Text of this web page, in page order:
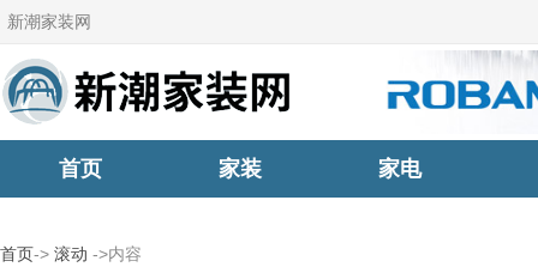
新潮家装网
首页 家装 家电
首页-> 滚动 ->内容